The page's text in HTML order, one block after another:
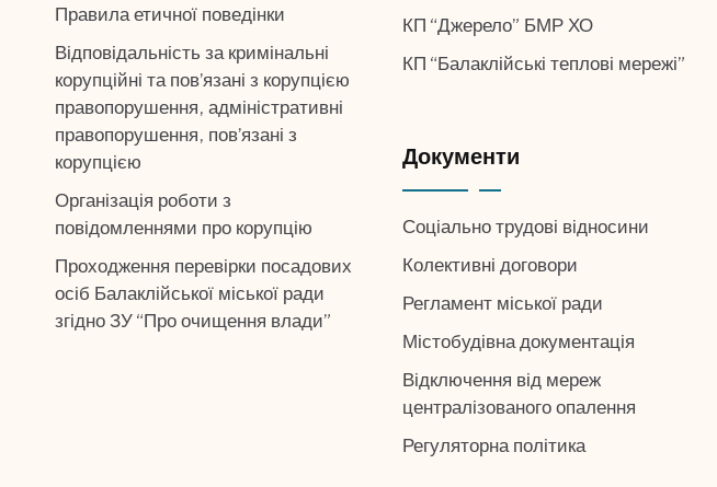
Правила етичної поведінки
Відповідальність за кримінальні
корупційні та пов’язані з корупцією
правопорушення, адміністративні
правопорушення, пов’язані з
корупцією
Організація роботи з
повідомленнями про корупцію
Проходження перевірки посадових
осіб Балаклійської міської ради
згідно ЗУ “Про очищення влади”
КП “Джерело” БМР ХО
КП “Балаклійські теплові мережі”
Документи
Соціально трудові відносини
Колективні договори
Регламент міської ради
Містобудівна документація
Відключення від мереж
централізованого опалення
Регуляторна політика